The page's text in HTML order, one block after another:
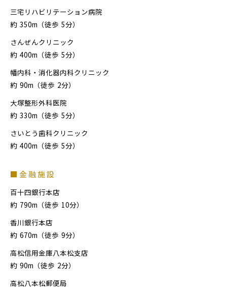
三宅リハビリテーション病院
約 350m（徒歩 5分）
さんぜんクリニック
約 400m（徒歩 5分）
幡内科・消化器内科クリニック
約 90m（徒歩 2分）
大塚整形外科医院
約 330m（徒歩 5分）
さいとう歯科クリニック
約 400m（徒歩 5分）
■金融施設
百十四銀行本店
約 790m（徒歩 10分）
香川銀行本店
約 670m（徒歩 9分）
高松信用金庫八本松支店
約 90m（徒歩 2分）
高松八本松郵便局